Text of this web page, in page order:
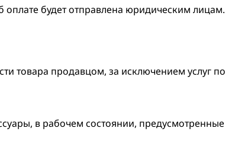
будет отправлена юридическим лицам.
товара продавцом, за исключением услуг по
в рабочем состоянии, предусмотренные